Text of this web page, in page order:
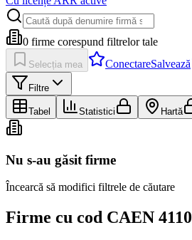
0 firme corespund filtrelor tale
Selecția mea ConectareSalvează
Filtre
Tabel Statistici Hartă
Nu s-au găsit firme
Încearcă să modifici filtrele de căutare
Firme cu cod CAEN 4110